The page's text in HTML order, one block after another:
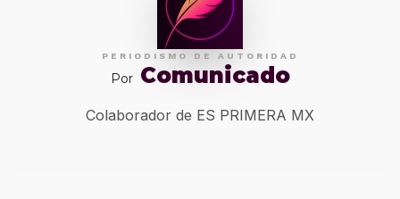
PERIODISMO DE AUTORIDAD
Por Comunicado
Colaborador de ES PRIMERA MX